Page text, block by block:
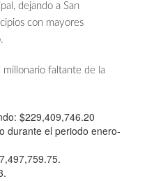
dejando a San
con mayores
millonario faltante de la
$229,409,746.20
durante el periodo enero-